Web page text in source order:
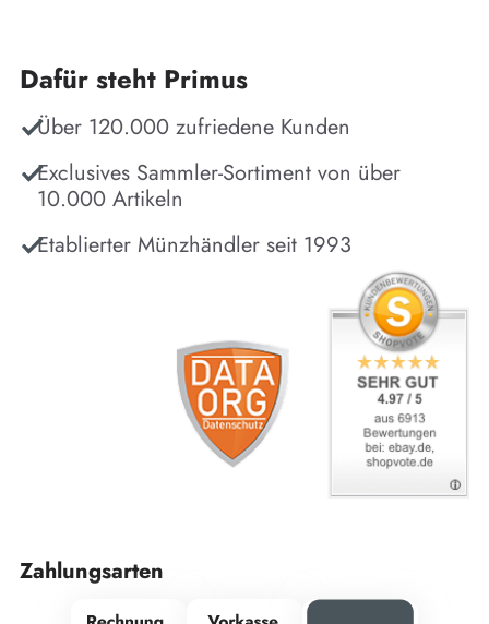
Dafür steht Primus
Über 120.000 zufriedene Kunden
Exclusives Sammler-Sortiment von über
10.000 Artikeln
Etablierter Münzhändler seit 1993
Zahlungsarten